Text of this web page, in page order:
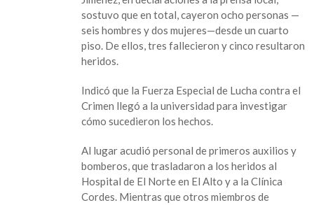
sostuvo que en total, cayeron ocho personas —
seis hombres y dos mujeres—desde un cuarto
piso. De ellos, tres fallecieron y cinco resultaron
heridos.
Indicó que la Fuerza Especial de Lucha contra el
Crimen llegó a la universidad para investigar
cómo sucedieron los hechos.
Al lugar acudió personal de primeros auxilios y
bomberos, que trasladaron a los heridos al
Hospital de El Norte en El Alto y a la Clínica
Cordes. Mientras que otros miembros de